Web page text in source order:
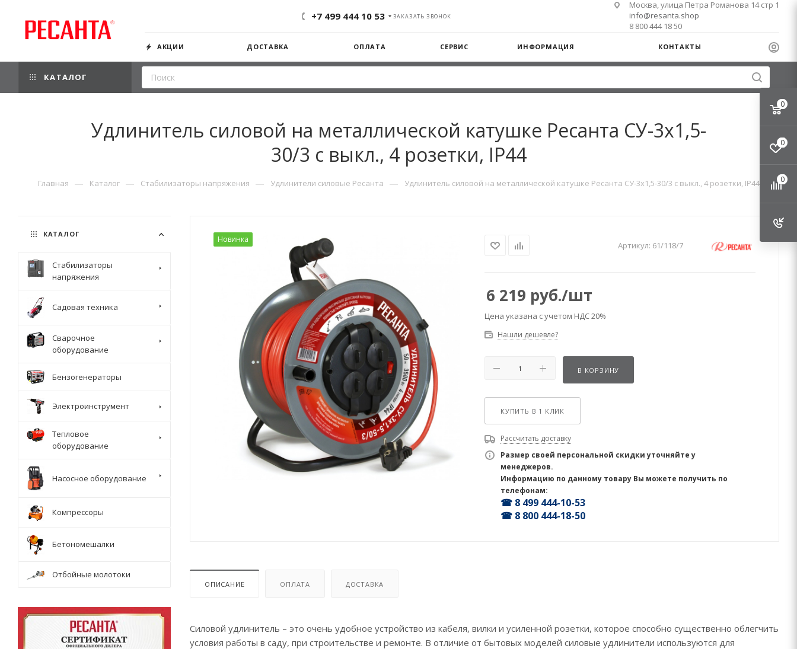
+7 499 444 10 53 ЗАКАЗАТЬ ЗВОНОК
Москва, улица Петра Романова 14 стр 1
info@resanta.shop
8 800 444 18 50
АКЦИИ ДОСТАВКА ОПЛАТА СЕРВИС ИНФОРМАЦИЯ КОНТАКТЫ
КАТАЛОГ
Удлинитель силовой на металлической катушке Ресанта СУ-3х1,5-
30/3 с выкл., 4 розетки, IP44
Главная — Каталог — Стабилизаторы напряжения — Удлинители силовые Ресанта — Удлинитель силовой на металлической катушке Ресанта СУ-3х1,5-30/3 с выкл., 4 розетки, IP44
Новинка
Артикул: 61/118/7
6 219 руб./шт
Цена указана с учетом НДС 20%
Нашли дешевле?
В КОРЗИНУ
КУПИТЬ В 1 КЛИК
Рассчитать доставку
Размер своей персональной скидки уточняйте у
менеджеров.
Информацию по данному товару Вы можете получить по
телефонам:
☎ 8 499 444-10-53
☎ 8 800 444-18-50
ОПИСАНИЕ ОПЛАТА ДОСТАВКА
Силовой удлинитель – это очень удобное устройство из кабеля, вилки и усиленной розетки, которое способно существенно облегчить
условия работы в саду, при строительстве и ремонте. В отличие от бытовых моделей силовые удлинители используются для
КАТАЛОГ
Стабилизаторы
напряжения
Садовая техника
Сварочное
оборудование
Бензогенераторы
Электроинструмент
Тепловое
оборудование
Насосное оборудование
Компрессоры
Бетономешалки
Отбойные молотоки
0
0
0